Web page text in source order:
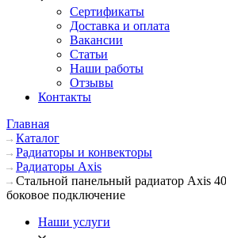
Сертификаты
Доставка и оплата
Вакансии
Статьи
Наши работы
Отзывы
Контакты
Главная
Каталог
Радиаторы и конвекторы
Радиаторы Axis
Стальной панельный радиатор Axis
боковое подключение
Наши услуги